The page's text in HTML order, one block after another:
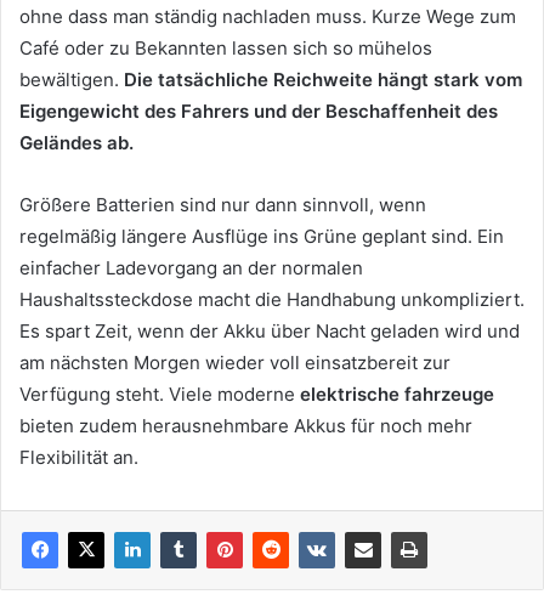
ohne dass man ständig nachladen muss. Kurze Wege zum
Café oder zu Bekannten lassen sich so mühelos
bewältigen. Die tatsächliche Reichweite hängt stark vom
Eigengewicht des Fahrers und der Beschaffenheit des
Geländes ab.
Größere Batterien sind nur dann sinnvoll, wenn
regelmäßig längere Ausflüge ins Grüne geplant sind. Ein
einfacher Ladevorgang an der normalen
Haushaltssteckdose macht die Handhabung unkompliziert.
Es spart Zeit, wenn der Akku über Nacht geladen wird und
am nächsten Morgen wieder voll einsatzbereit zur
Verfügung steht. Viele moderne elektrische fahrzeuge
bieten zudem herausnehmbare Akkus für noch mehr
Flexibilität an.